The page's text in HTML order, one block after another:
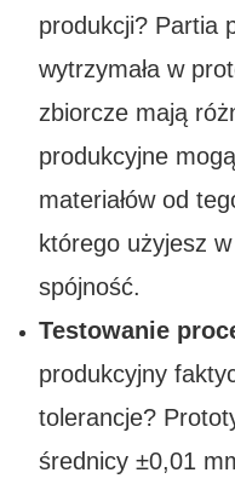
produkcji? Partia
wytrzymała w
zbiorcze mają
produkcyjne
materiałów od
którego użyjesz
spójność.
Testowanie
produkcyjny
tolerancje?
średnicy ±0,01